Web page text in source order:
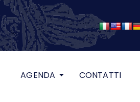
AGENDA CONTATTI